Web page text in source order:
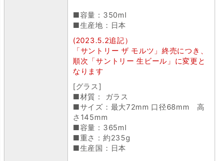
■容量：350ml
■生産地：日本
(2023.5.2追記）
「サントリー ザ モルツ」終売につき、
順次「サントリー 生ビール」に変更と
なります
[グラス]
■材質： ガラス
■サイズ：最大72mm 口径68mm 高
さ145mm
■容量：365ml
■重さ：約235g
■生産国：日本